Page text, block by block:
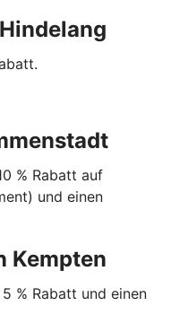
% Rabatt auf
und einen
Kempten
% Rabatt und einen